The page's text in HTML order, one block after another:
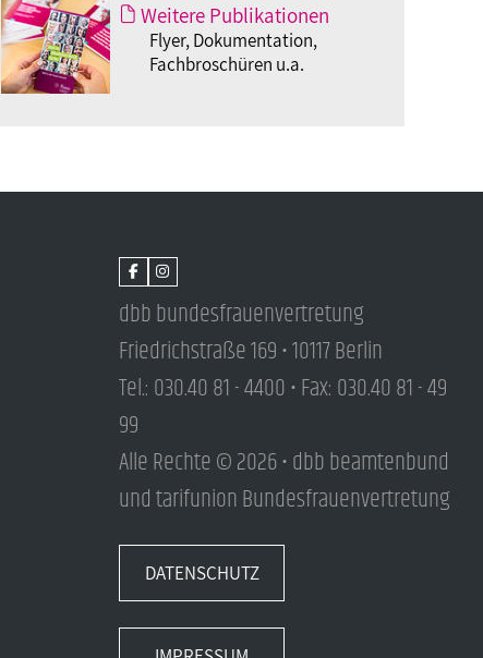
Weitere Publikationen
Flyer, Dokumentation,
Fachbroschüren u.a.
dbb bundesfrauenvertretung
Friedrichstraße 169 • 10117 Berlin
Tel.: 030.40 81 - 4400 • Fax: 030.40 81 - 49
99
Alle Rechte © 2026 • dbb beamtenbund
und tarifunion Bundesfrauenvertretung
DATENSCHUTZ